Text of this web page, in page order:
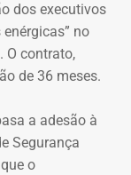
dos executivos
no
O contrato,
de 36 meses.
a adesão à
Segurança
o